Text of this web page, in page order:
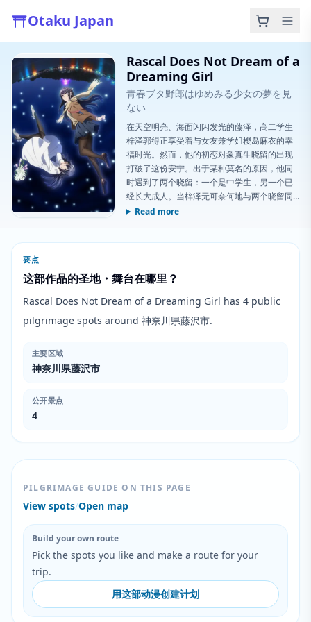
Otaku Japan
Rascal Does Not Dream of a
Dreaming Girl
青春ブタ野郎はゆめみる少女の夢を見
ない
在天空明亮、海面闪闪发光的藤泽，高二学生
梓泽郭得正享受着与女友兼学姐樱岛麻衣的幸
福时光。然而，他的初恋对象真生晓留的出现
打破了这份安宁。出于某种莫名的原因，他同
时遇到了两个晓留：一个是中学生，另一个已
经长大成人。当梓泽无可奈何地与两个晓留同
居时，成年晓留开始牵着他鼻子走，导致了一
Read more
要点
这部作品的圣地・舞台在哪里？
Rascal Does Not Dream of a Dreaming Girl has 4 public
pilgrimage spots around 神奈川県藤沢市.
主要区域
神奈川県藤沢市
公开景点
4
PILGRIMAGE GUIDE ON THIS PAGE
View spots/Open map
Build your own route
Pick the spots you like and make a route for your
trip.
用这部动漫创建计划